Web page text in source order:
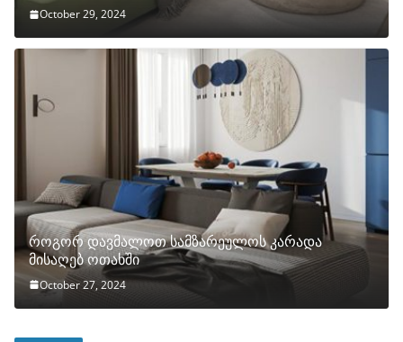
October 29, 2024
როგორ დავმალოთ სამზარეულოს კარადა
მისაღებ ოთახში
October 27, 2024